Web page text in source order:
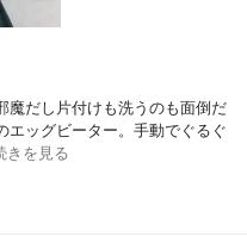
魔だし片付けも洗うのも面倒だ
エッグビーター。手動でぐるぐ
きを見る